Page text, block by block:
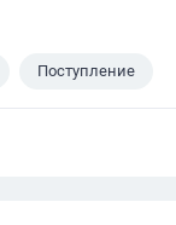
Поступление